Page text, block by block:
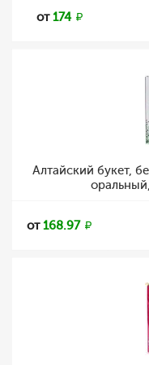
от174
Алтайский букет,
от168.97